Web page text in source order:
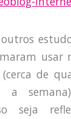
usar
de
seja